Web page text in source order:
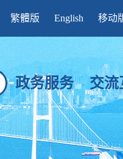
繁體版 English 移动
政务服务 交流